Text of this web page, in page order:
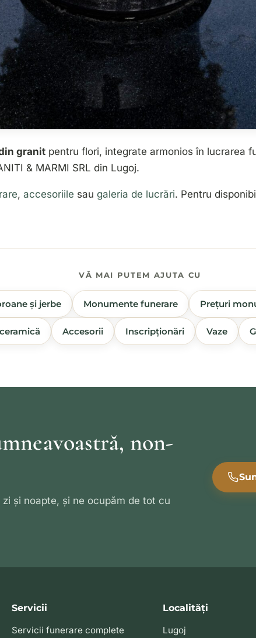
granit pentru flori, integrate armonios în lucrarea
& MARMI SRL din Lugoj.
, accesoriile sau galeria de lucrări. Pentru
VĂ MAI PUTEM AJUTA CU
și jerbe Monumente funerare Prețuri
Accesorii Inscripționări Vaze
non-
și noapte, și ne ocupăm de tot cu
Servicii
Servicii funerare complete
Localități
Lugoj